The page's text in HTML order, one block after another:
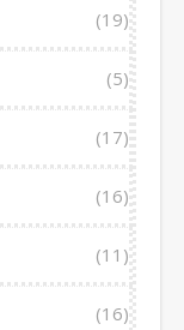
(19)
(5)
(17)
(16)
(11)
(16)